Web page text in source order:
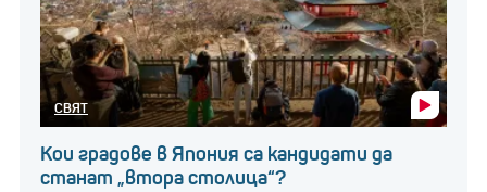
СВЯТ
Кои градове в Япония са кандидати да
станат „втора столица“?